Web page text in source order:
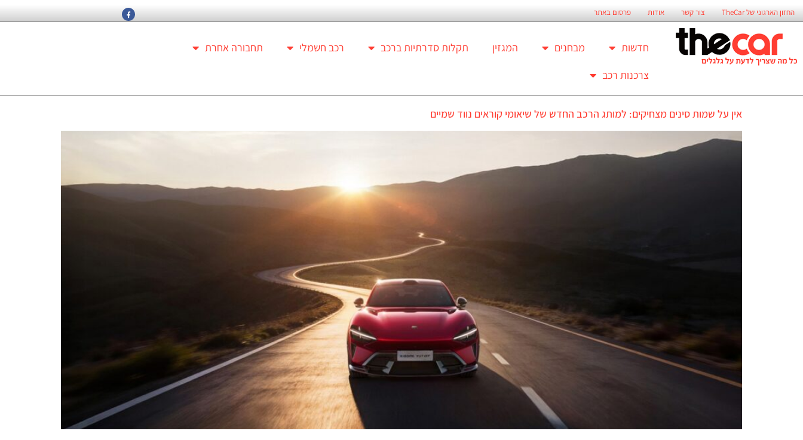
החזון הארגוני של TheCar צור קשר אודות פרסום באתר
חדשות מבחנים המגזין תקלות סדרתיות ברכב רכב חשמלי
תחבורה אחרת
צרכנות רכב
אין על שמות סינים מצחיקים: למותג הרכב החדש של שיאומי קוראים נווד שמיים